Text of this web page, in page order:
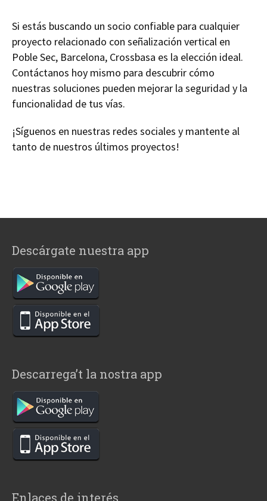
Si estás buscando un socio confiable para cualquier
proyecto relacionado con señalización vertical en
Poble Sec, Barcelona, Crossbasa es la elección ideal.
Contáctanos hoy mismo para descubrir cómo
nuestras soluciones pueden mejorar la seguridad y la
funcionalidad de tus vías.
¡Síguenos en nuestras redes sociales y mantente al
tanto de nuestros últimos proyectos!
Descárgate nuestra app
Descarrega’t la nostra app
Enlaces de interés